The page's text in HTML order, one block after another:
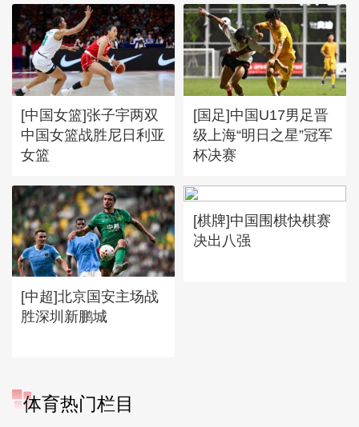
[中国女篮]张子宇两双
中国女篮战胜尼日利亚
女篮
[国足]中国U17男足晋
级上海“明日之星”冠军
杯决赛
[中超]北京国安主场战
胜深圳新鹏城
[棋牌]中国围棋快棋赛
决出八强
体育热门栏目